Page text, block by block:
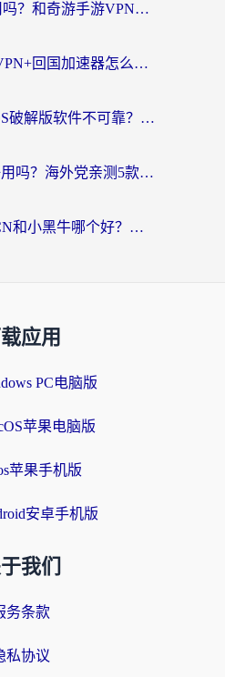
ChickCN VPN好用吗？和奇游手游VPN对比哪个回国效果更好？海外党亲测实用指南
海外党必看：PC VPN+回国加速器怎么选？无缝访问国内资源全攻略
海外党别踩坑！iOS破解版软件不可靠？教你选对回国加速器无缝看国内资源
雷神手游和快喵好用吗？海外党亲测5款回国加速器，附斧牛Bling对比+微信视频号解决办法
海外党纠结ChickCN和小黑牛哪个好？一篇帮你选对回国加速器的实用指南
载应用
PC电脑版
苹果电脑版
苹果手机版
安卓手机版
我们
务条款
私协议